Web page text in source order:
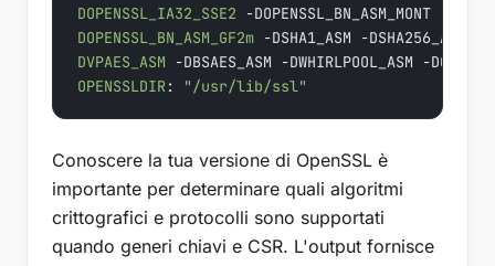
DOPENSSL_IA32_SSE2
DOPENSSL_BN_ASM_GF2m
DVPAES_ASM
OPENSSLDIR: "/usr/lib/ssl"
Conoscere la tua versione di OpenSSL è
importante per determinare quali algoritmi
crittografici e protocolli sono supportati
quando generi chiavi e CSR. L'output fornisce